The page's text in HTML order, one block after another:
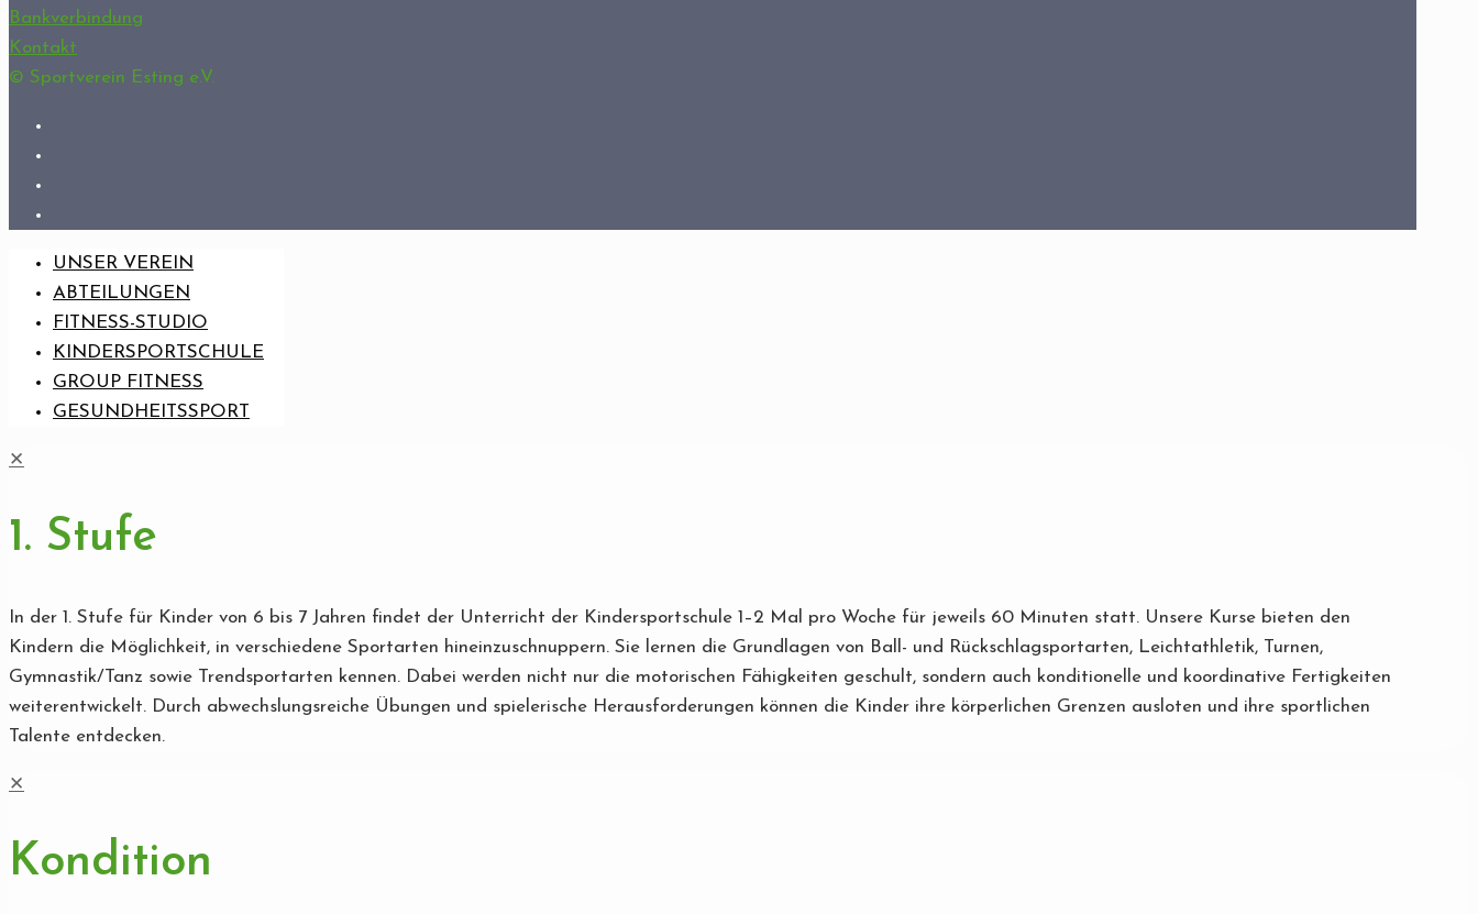
Bankverbindung
Kontakt
© Sportverein Esting e.V.
UNSER VEREIN
ABTEILUNGEN
FITNESS-STUDIO
KINDERSPORTSCHULE
GROUP FITNESS
GESUNDHEITSSPORT
✕
1. Stufe
In der 1. Stufe für Kinder von 6 bis 7 Jahren findet der Unterricht der Kindersportschule 1–2 Mal pro Woche für jeweils 60 Minuten statt. Unsere Kurse bieten den
Kindern die Möglichkeit, in verschiedene Sportarten hineinzuschnuppern. Sie lernen die Grundlagen von Ball- und Rückschlagsportarten, Leichtathletik, Turnen,
Gymnastik/Tanz sowie Trendsportarten kennen. Dabei werden nicht nur die motorischen Fähigkeiten geschult, sondern auch konditionelle und koordinative Fertigkeiten
weiterentwickelt. Durch abwechslungsreiche Übungen und spielerische Herausforderungen können die Kinder ihre körperlichen Grenzen ausloten und ihre sportlichen
Talente entdecken.
✕
Kondition